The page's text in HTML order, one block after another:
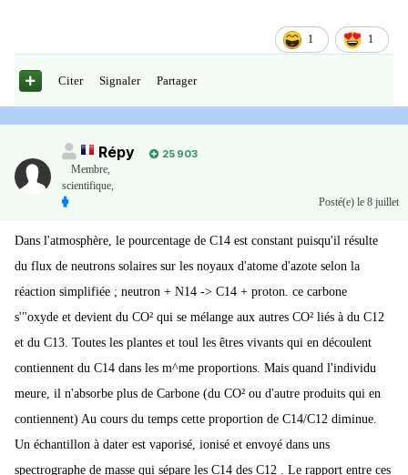
1 1
Citer Signaler Partager
Répy
25 903
Membre,
scientifique,
Posté(e) le 8 juillet
Dans l'atmosphère, le pourcentage de C14 est constant puisqu'il résulte
du flux de neutrons solaires sur les noyaux d'atome d'azote selon la
réaction simplifiée ; neutron + N14 -> C14 + proton. ce carbone
s'"oxyde et devient du CO² qui se mélange aux autres CO² liés à du C12
et du C13. Toutes les plantes et toul les êtres vivants qui en découlent
contiennent du C14 dans les m^me proportions. Mais quand l'individu
meure, il n'absorbe plus de Carbone (du CO² ou d'autre produits qui en
contiennent) Au cours du temps cette proportion de C14/C12 diminue.
Un échantillon à dater est vaporisé, ionisé et envoyé dans uns
spectrographe de masse qui sépare les C14 des C12 . Le rapport entre ces